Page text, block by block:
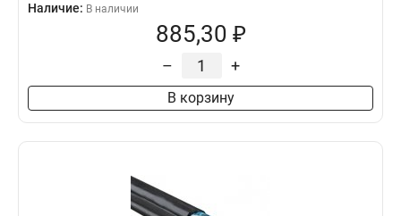
Наличие: В наличии
885,30 ₽
– +
В корзину